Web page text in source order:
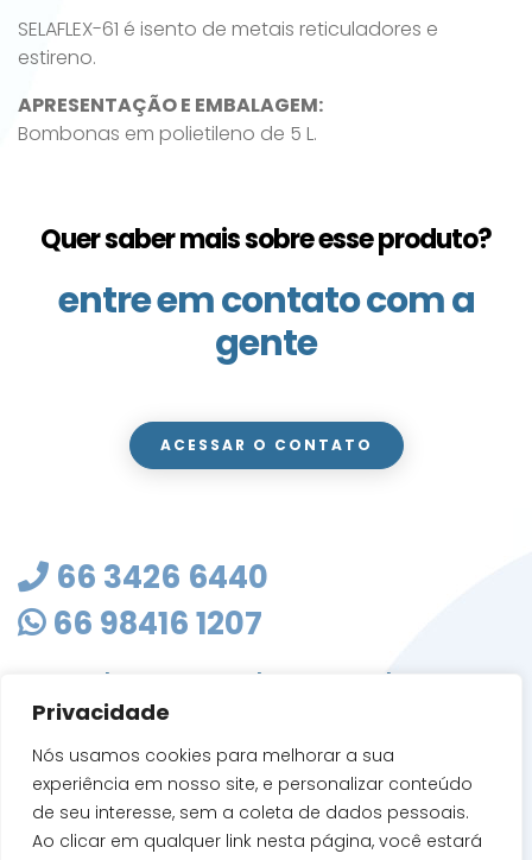
Privacidade
Nós usamos cookies para melhorar a sua
experiência em nosso site, e personalizar conteúdo
de seu interesse, sem a coleta de dados pessoais.
Ao clicar em qualquer link nesta página, você estará
SELAFLEX-61 é isento de metais reticuladores e
estireno.
APRESENTAÇÃO E EMBALAGEM:
Bombonas em polietileno de 5 L.
Quer saber mais sobre esse produto?
entre em contato com a
gente
ACESSAR O CONTATO
66 3426 6440
66 98416 1207
masterclean@mastercleanmt.com.br
Rua Sete de Setembro, 103 - Vila Birigui
CEP 78705-010
Rondonópolis - MT